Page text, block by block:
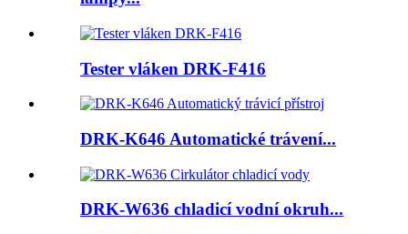
Tester vláken DRK-F416
DRK-K646 Automatické trávení...
DRK-W636 chladicí vodní okruh...